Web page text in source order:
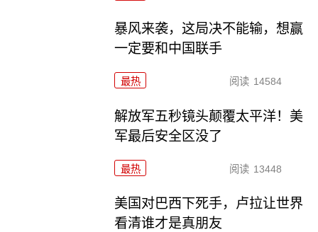
暴风来袭，这局决不能输，想赢
一定要和中国联手
最热 阅读 14584
解放军五秒镜头颠覆太平洋！美
军最后安全区没了
最热 阅读 13448
美国对巴西下死手，卢拉让世界
看清谁才是真朋友